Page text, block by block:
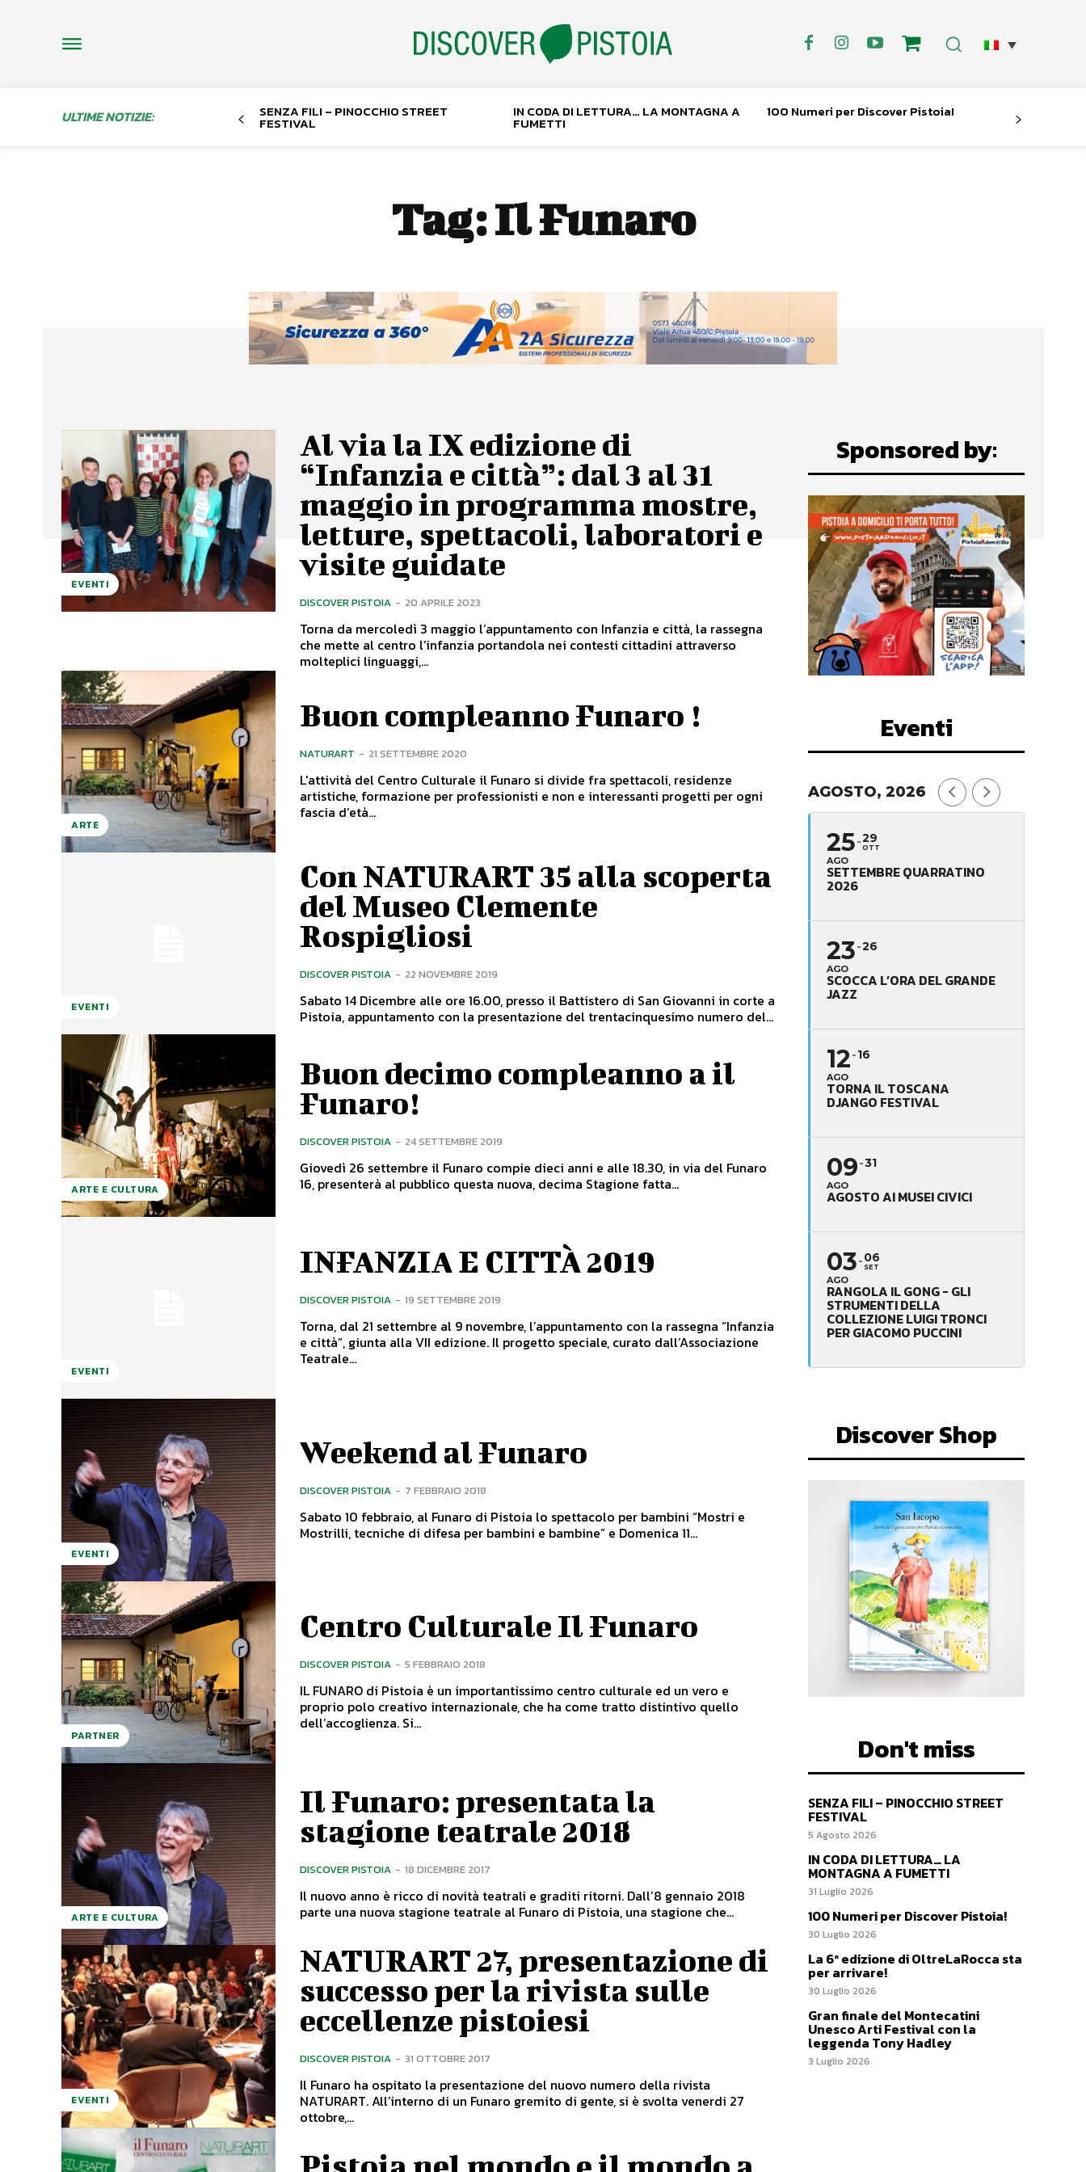
ULTIME NOTIZIE: SENZA FILI – PINOCCHIO STREET
FESTIVAL
IN CODA DI LETTURA… LA MONTAGNA A
FUMETTI
100 Numeri per Discover Pistoia!
Tag:Il Funaro
EVENTI
Al via la IX edizione di
“Infanzia e città”: dal 3 al 31
maggio in programma mostre,
letture, spettacoli, laboratori e
visite guidate
DISCOVER PISTOIA - 20 APRILE 2023
Torna da mercoledì 3 maggio l’appuntamento con Infanzia e città, la rassegna
che mette al centro l’infanzia portandola nei contesti cittadini attraverso
molteplici linguaggi,...
ARTE
Buon compleanno Funaro !
NATURART - 21 SETTEMBRE 2020
L'attività del Centro Culturale il Funaro si divide fra spettacoli, residenze
artistiche, formazione per professionisti e non e interessanti progetti per ogni
fascia d’età...
EVENTI
Con NATURART 35 alla scoperta
del Museo Clemente
Rospigliosi
DISCOVER PISTOIA - 22 NOVEMBRE 2019
Sabato 14 Dicembre alle ore 16.00, presso il Battistero di San Giovanni in corte a
Pistoia, appuntamento con la presentazione del trentacinquesimo numero del...
ARTE E CULTURA
Buon decimo compleanno a il
Funaro!
DISCOVER PISTOIA - 24 SETTEMBRE 2019
Giovedì 26 settembre il Funaro compie dieci anni e alle 18.30, in via del Funaro
16, presenterà al pubblico questa nuova, decima Stagione fatta...
EVENTI
INFANZIA E CITTÀ 2019
DISCOVER PISTOIA - 19 SETTEMBRE 2019
Torna, dal 21 settembre al 9 novembre, l’appuntamento con la rassegna “Infanzia
e città”, giunta alla VII edizione. Il progetto speciale, curato dall’Associazione
Teatrale...
EVENTI
Weekend al Funaro
DISCOVER PISTOIA - 7 FEBBRAIO 2018
Sabato 10 febbraio, al Funaro di Pistoia lo spettacolo per bambini “Mostri e
Mostrilli, tecniche di difesa per bambini e bambine” e Domenica 11...
PARTNER
Centro Culturale Il Funaro
DISCOVER PISTOIA - 5 FEBBRAIO 2018
IL FUNARO di Pistoia è un importantissimo centro culturale ed un vero e
proprio polo creativo internazionale, che ha come tratto distintivo quello
dell’accoglienza. Si...
ARTE E CULTURA
Il Funaro: presentata la
stagione teatrale 2018
DISCOVER PISTOIA - 18 DICEMBRE 2017
Il nuovo anno è ricco di novità teatrali e graditi ritorni. Dall’8 gennaio 2018
parte una nuova stagione teatrale al Funaro di Pistoia, una stagione che...
EVENTI
NATURART 27, presentazione di
successo per la rivista sulle
eccellenze pistoiesi
DISCOVER PISTOIA - 31 OTTOBRE 2017
Il Funaro ha ospitato la presentazione del nuovo numero della rivista
NATURART. All’interno di un Funaro gremito di gente, si è svolta venerdi 27
ottobre,...
Sponsored by:
Eventi
AGOSTO, 2026
25
AGO
29
OTT
SETTEMBRE QUARRATINO
2026
23
AGO
26
SCOCCA L’ORA DEL GRANDE
JAZZ
12
AGO
16
TORNA IL TOSCANA
DJANGO FESTIVAL
09
AGO
31
AGOSTO AI MUSEI CIVICI
03
AGO
06
SET
RANGOLA IL GONG - GLI
STRUMENTI DELLA
COLLEZIONE LUIGI TRONCI
PER GIACOMO PUCCINI
Discover Shop
Don't miss
SENZA FILI – PINOCCHIO STREET
FESTIVAL
5 Agosto 2026
IN CODA DI LETTURA… LA
MONTAGNA A FUMETTI
31 Luglio 2026
100 Numeri per Discover Pistoia!
30 Luglio 2026
La 6ª edizione di OltreLaRocca sta
per arrivare!
30 Luglio 2026
Gran finale del Montecatini
Unesco Arti Festival con la
leggenda Tony Hadley
3 Luglio 2026